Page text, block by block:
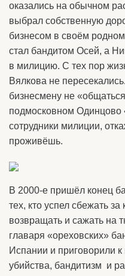
оказались на обычном
выбрал собственную
бизнесом в своём
стал бандитом Осей, а
в милицию. С тех пор
Вялкова не
бизнесмену не
подмосковном Одинцово
сотрудники милиции,
проживёшь.
В 2000-е пришёл конец
тех, кто успел сбежать
возвращать и сажать на
главаря «ореховских»
Испании и приговорили
убийства, бандитизм и